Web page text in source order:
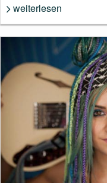
weiterlesen